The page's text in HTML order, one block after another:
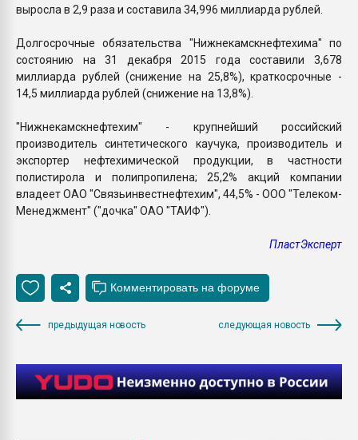
выросла в 2,9 раза и составила 34,996 миллиарда рублей.
Долгосрочные обязательства "Нижнекамскнефтехима" по
состоянию на 31 декабря 2015 года составили 3,678
миллиарда рублей (снижение на 25,8%), краткосрочные -
14,5 миллиарда рублей (снижение на 13,8%).
"Нижнекамскнефтехим" - крупнейший российский
производитель синтетического каучука, производитель и
экспортер нефтехимической продукции, в частности
полистирола и полипропилена; 25,2% акций компании
владеет ОАО "Связьинвестнефтехим", 44,5% - ООО "Телеком-
Менеджмент" ("дочка" ОАО "ТАИФ").
ПластЭксперт
предыдущая новость следующая новость